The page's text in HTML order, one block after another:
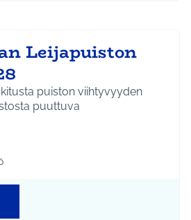
Leijapuiston
puiston viihtyvyyden
puuttuva
mukaan: Hyrylä
teeman mukaan: Ympäristö